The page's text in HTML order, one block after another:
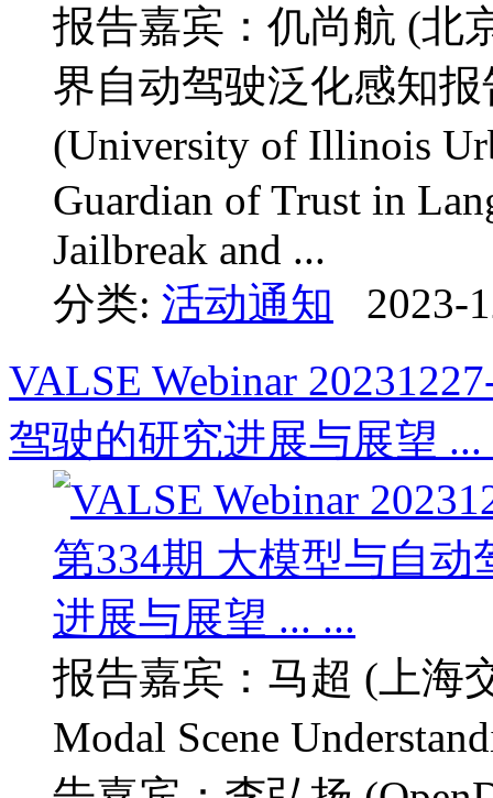
报告嘉宾：仉尚航 (北
界自动驾驶泛化感知报
(University of Illinois
Guardian of Trust in
Jailbreak and ...
分类: 活动通知
2023-
VALSE Webinar
驾驶的研究进展与展望 ...
报告嘉宾：马超 (上海
Modal Scene